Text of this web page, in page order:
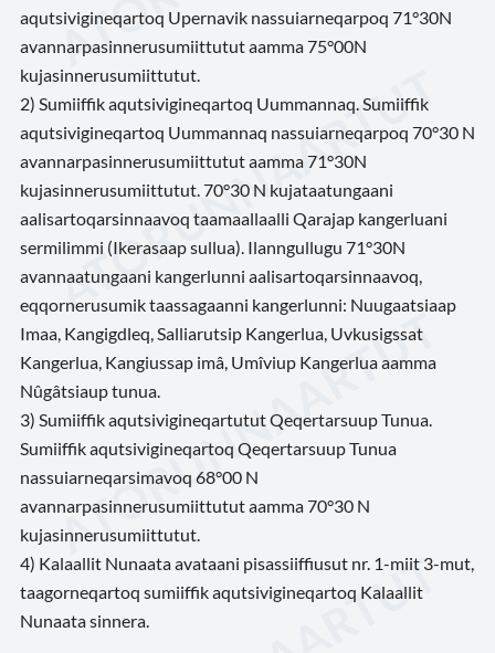
aqutsivigineqartoq Upernavik nassuiarneqarpoq 71°30N
avannarpasinnerusumiittutut aamma 75°00N
kujasinnerusumiittutut.
2) Sumiiffik aqutsivigineqartoq Uummannaq. Sumiiffik
aqutsivigineqartoq Uummannaq nassuiarneqarpoq 70°30 N
avannarpasinnerusumiittutut aamma 71°30N
kujasinnerusumiittutut. 70°30 N kujataatungaani
aalisartoqarsinnaavoq taamaallaalli Qarajap kangerluani
sermilimmi (Ikerasaap sullua). Ilanngullugu 71°30N
avannaatungaani kangerlunni aalisartoqarsinnaavoq,
eqqornerusumik taassagaanni kangerlunni: Nuugaatsiaap
Imaa, Kangigdleq, Salliarutsip Kangerlua, Uvkusigssat
Kangerlua, Kangiussap imâ, Umîviup Kangerlua aamma
Nûgâtsiaup tunua.
3) Sumiiffik aqutsivigineqartutut Qeqertarsuup Tunua.
Sumiiffik aqutsivigineqartoq Qeqertarsuup Tunua
nassuiarneqarsimavoq 68°00 N
avannarpasinnerusumiittutut aamma 70°30 N
kujasinnerusumiittutut.
4) Kalaallit Nunaata avataani pisassiiffiusut nr. 1-miit 3-mut,
taagorneqartoq sumiiffik aqutsivigineqartoq Kalaallit
Nunaata sinnera.